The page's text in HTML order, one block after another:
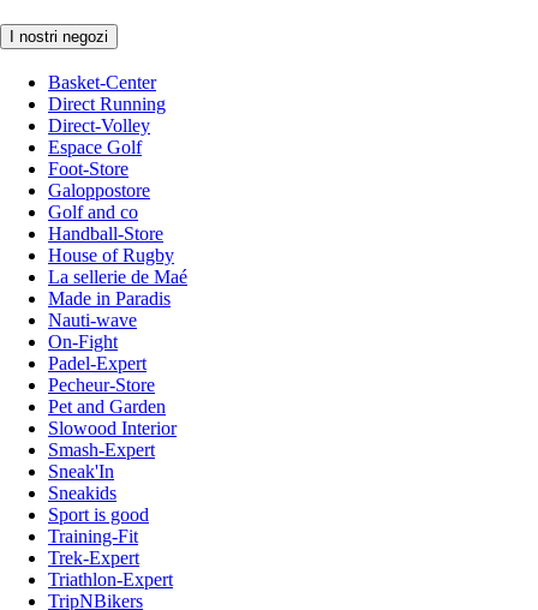
I nostri negozi
Basket-Center
Direct Running
Direct-Volley
Espace Golf
Foot-Store
Galoppostore
Golf and co
Handball-Store
House of Rugby
La sellerie de Maé
Made in Paradis
Nauti-wave
On-Fight
Padel-Expert
Pecheur-Store
Pet and Garden
Slowood Interior
Smash-Expert
Sneak'In
Sneakids
Sport is good
Training-Fit
Trek-Expert
Triathlon-Expert
TripNBikers